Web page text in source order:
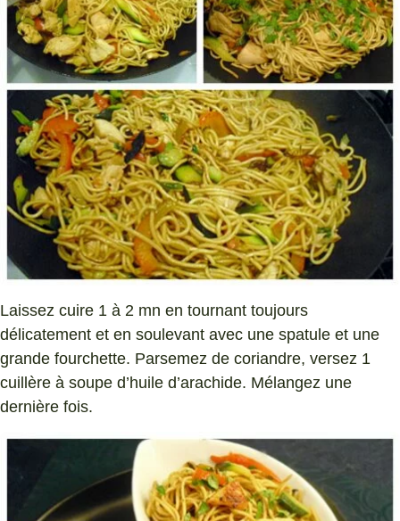
Laissez cuire 1 à 2 mn en tournant toujours
délicatement et en soulevant avec une spatule et une
grande fourchette. Parsemez de coriandre, versez 1
cuillère à soupe d’huile d’arachide. Mélangez une
dernière fois.